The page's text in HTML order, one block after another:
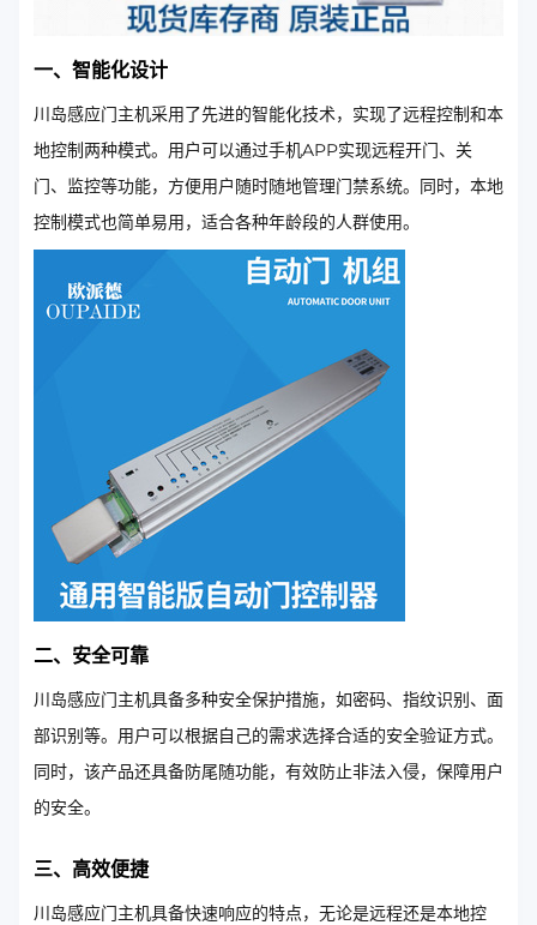
一、智能化设计
川岛感应门主机采用了先进的智能化技术，实现了远程控制和本
地控制两种模式。用户可以通过手机APP实现远程开门、关
门、监控等功能，方便用户随时随地管理门禁系统。同时，本地
控制模式也简单易用，适合各种年龄段的人群使用。
二、安全可靠
川岛感应门主机具备多种安全保护措施，如密码、指纹识别、面
部识别等。用户可以根据自己的需求选择合适的安全验证方式。
同时，该产品还具备防尾随功能，有效防止非法入侵，保障用户
的安全。
三、高效便捷
川岛感应门主机具备快速响应的特点，无论是远程还是本地控